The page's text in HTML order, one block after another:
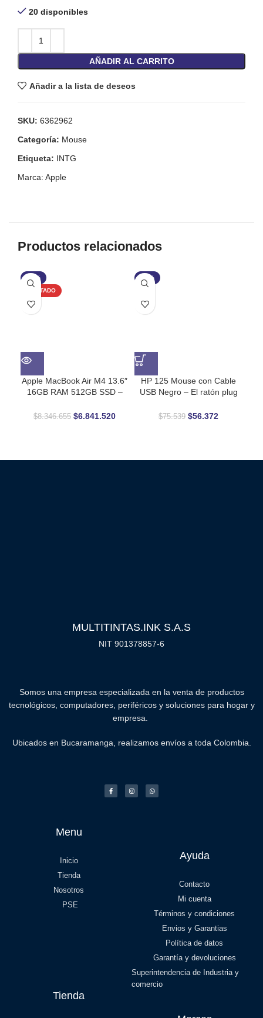
20 disponibles
AÑADIR AL CARRITO
Añadir a la lista de deseos
SKU: 6362962
Categoría: Mouse
Etiqueta: INTG
Marca: Apple
Productos relacionados
-18%
AGOTADO
Apple MacBook Air M4 13.6″
16GB RAM 512GB SSD –
Potencia Inteligente
$8.346.655 $6.841.520
-25%
HP 125 Mouse con Cable
USB Negro – El ratón plug
$75.539 $56.372
MULTITINTAS.INK S.A.S
NIT 901378857-6
Somos una empresa especializada en la venta de productos
tecnológicos, computadores, periféricos y soluciones para hogar y
empresa.
Ubicados en Bucaramanga, realizamos envíos a toda Colombia.
Menu
Inicio
Tienda
Nosotros
PSE
Ayuda
Contacto
Mi cuenta
Términos y condiciones
Envios y Garantias
Política de datos
Garantía y devoluciones
Superintendencia de Industria y
comercio
Tienda